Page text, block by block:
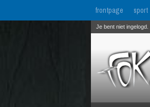
frontpage sport
Je bent niet ingelogd.